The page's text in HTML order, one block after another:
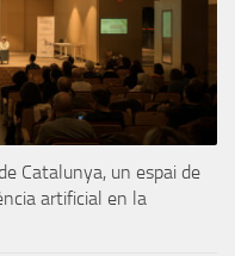
Catalunya, un espai de
artificial en la